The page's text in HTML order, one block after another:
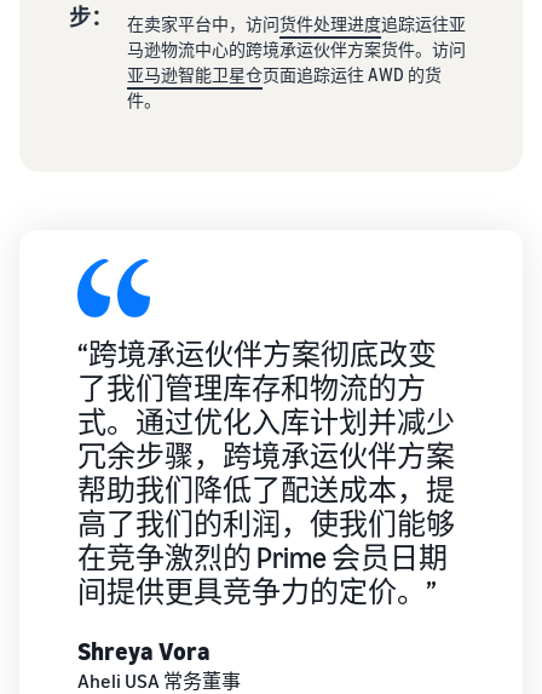
步：
在卖家平台中，访问货件处理进度追踪运往亚
马逊物流中心的跨境承运伙伴方案货件。访问
亚马逊智能卫星仓页面追踪运往 AWD 的货
件。
“跨境承运伙伴方案彻底改变
了我们管理库存和物流的方
式。通过优化入库计划并减少
冗余步骤，跨境承运伙伴方案
帮助我们降低了配送成本，提
高了我们的利润，使我们能够
在竞争激烈的 Prime 会员日期
间提供更具竞争力的定价。”
Shreya Vora
Aheli USA 常务董事